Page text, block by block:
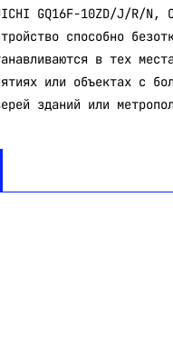
GQ16F-10ZD/J/R/
способно
в тех
или объектах с
зданий или